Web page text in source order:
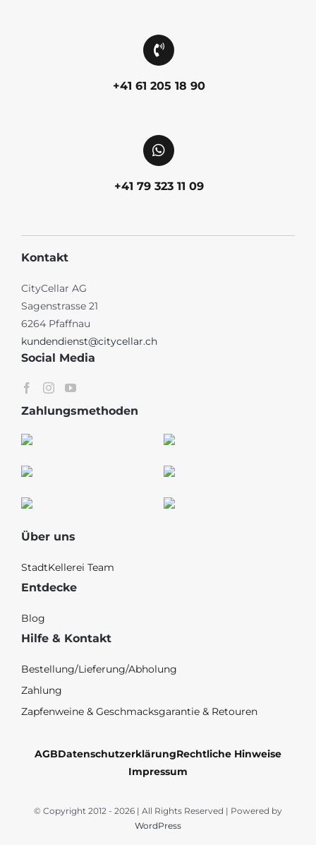
+41 61 205 18 90
+41 79 323 11 09
Kontakt
CityCellar AG
Sagenstrasse 21
6264 Pfaffnau
kundendienst@citycellar.ch
Social Media
Zahlungsmethoden
Über uns
StadtKellerei Team
Entdecke
Blog
Hilfe & Kontakt
Bestellung/Lieferung/Abholung
Zahlung
Zapfenweine & Geschmacksgarantie & Retouren
AGBDatenschutzerklärungRechtliche Hinweise
Impressum
© Copyright 2012 - 2026 | All Rights Reserved | Powered by
WordPress